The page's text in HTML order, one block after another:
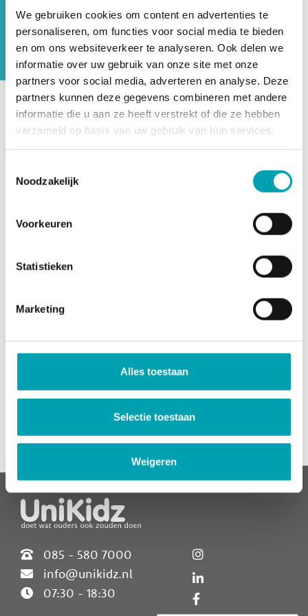
We gebruiken cookies om content en advertenties te
personaliseren, om functies voor social media te bieden
en om ons websiteverkeer te analyseren. Ook delen we
informatie over uw gebruik van onze site met onze
partners voor social media, adverteren en analyse. Deze
partners kunnen deze gegevens combineren met andere
informatie die u aan ze heeft verstrekt of die ze hebben
verzameld op basis van uw gebruik van hun services.
Noodzakelijk
Voorkeuren
Statistieken
Marketing
Alles toestaan
Selectie toestaan
Weigeren
our parent committee. Every year our
care is assessed by the GGD Childcare
Inspection. oudercommissie@unikidz.nl
UniKidz works harmoniously with our active parent
committee. The parent committee represents the
suggestions, ideas and comments can be submitted to the
management through the parent committee. The goal is
of their child(ren) and to improve the care and talent
committee know by sending an email to
assessed our care. Take a look at the most recent
inspection report:
085 - 580 7000
info@unikidz.nl
07:30 - 18:30